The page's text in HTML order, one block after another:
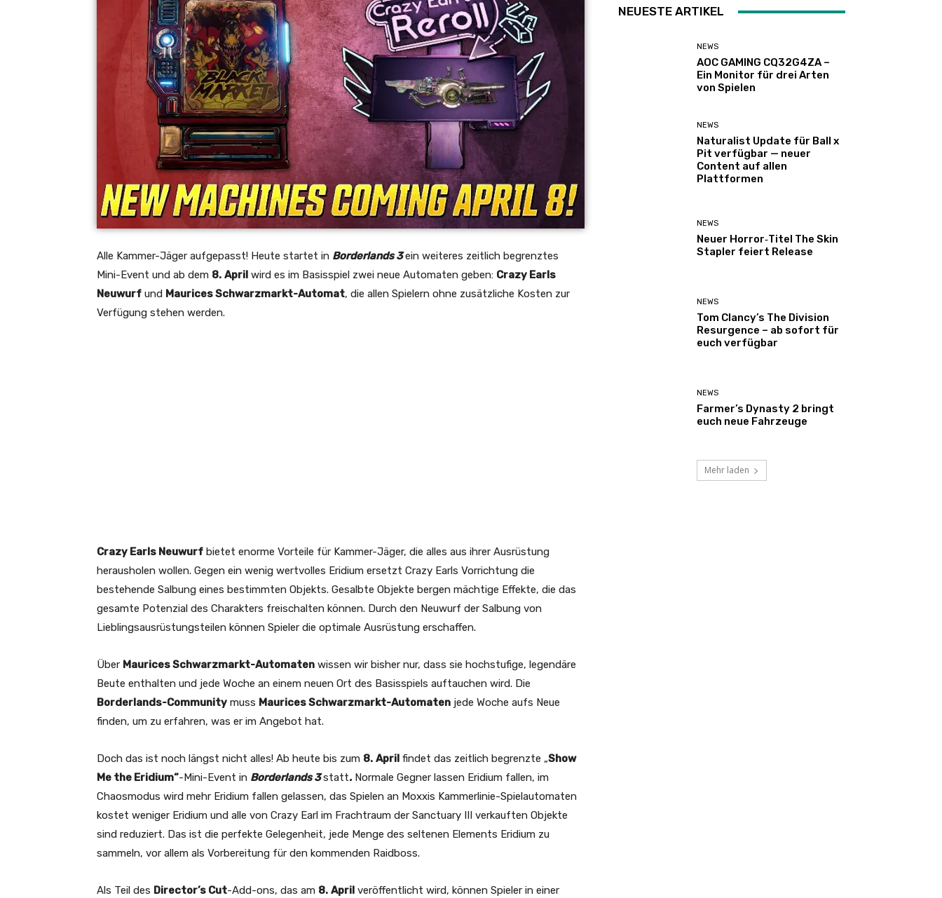
Alle Kammer-Jäger aufgepasst! Heute startet in Borderlands 3ein weiteres zeitlich begrenztes
Mini-Event und ab dem 8. April wird es im Basisspiel zwei neue Automaten geben: Crazy Earls
Neuwurf und Maurices Schwarzmarkt-Automat, die allen Spielern ohne zusätzliche Kosten zur
Verfügung stehen werden.
Crazy Earls Neuwurf bietet enorme Vorteile für Kammer-Jäger, die alles aus ihrer Ausrüstung
herausholen wollen. Gegen ein wenig wertvolles Eridium ersetzt Crazy Earls Vorrichtung die
bestehende Salbung eines bestimmten Objekts. Gesalbte Objekte bergen mächtige Effekte, die das
gesamte Potenzial des Charakters freischalten können. Durch den Neuwurf der Salbung von
Lieblingsausrüstungsteilen können Spieler die optimale Ausrüstung erschaffen.
Über Maurices Schwarzmarkt-Automaten wissen wir bisher nur, dass sie hochstufige, legendäre
Beute enthalten und jede Woche an einem neuen Ort des Basisspiels auftauchen wird. Die
Borderlands-Community muss Maurices Schwarzmarkt-Automaten jede Woche aufs Neue
finden, um zu erfahren, was er im Angebot hat.
Doch das ist noch längst nicht alles! Ab heute bis zum 8. April findet das zeitlich begrenzte „Show
Me the Eridium“-Mini-Event in Borderlands 3statt. Normale Gegner lassen Eridium fallen, im
Chaosmodus wird mehr Eridium fallen gelassen, das Spielen an Moxxis Kammerlinie-Spielautomaten
kostet weniger Eridium und alle von Crazy Earl im Frachtraum der Sanctuary III verkauften Objekte
sind reduziert. Das ist die perfekte Gelegenheit, jede Menge des seltenen Elements Eridium zu
sammeln, vor allem als Vorbereitung für den kommenden Raidboss.
Als Teil des Director’s Cut-Add-ons, das am 8. April veröffentlicht wird, können Spieler in einer
NEUESTE ARTIKEL
NEWS
AOC GAMING CQ32G4ZA –
Ein Monitor für drei Arten
von Spielen
NEWS
Naturalist Update für Ball x
Pit verfügbar — neuer
Content auf allen
Plattformen
NEWS
Neuer Horror‑Titel The Skin
Stapler feiert Release
NEWS
Tom Clancy’s The Division
Resurgence – ab sofort für
euch verfügbar
NEWS
Farmer’s Dynasty 2 bringt
euch neue Fahrzeuge
Mehr laden